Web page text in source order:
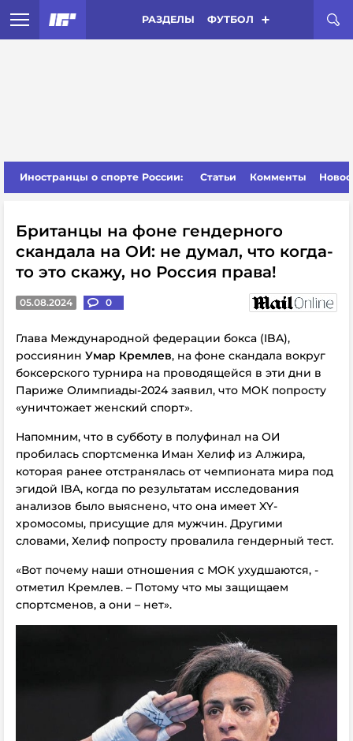
РАЗДЕЛЫ ФУТБОЛ
Иностранцы о спорте России: Статьи Комменты
Британцы на фоне гендерного
скандала на ОИ: не думал, что когда-
то это скажу, но Россия права!
05.08.2024 0
Глава Международной федерации бокса (IBA),
россиянин Умар Кремлев, на фоне скандала вокруг
боксерского турнира на проводящейся в эти дни в
Париже Олимпиады-2024 заявил, что МОК попросту
«уничтожает женский спорт».
Напомним, что в субботу в полуфинал на ОИ
пробилась спортсменка Иман Хелиф из Алжира,
которая ранее отстранялась от чемпионата мира под
эгидой IBA, когда по результатам исследования
анализов было выяснено, что она имеет XY-
хромосомы, присущие для мужчин. Другими
словами, Хелиф попросту провалила гендерный тест.
«Вот почему наши отношения с МОК ухудшаются, -
отметил Кремлев. – Потому что мы защищаем
спортсменов, а они – нет».